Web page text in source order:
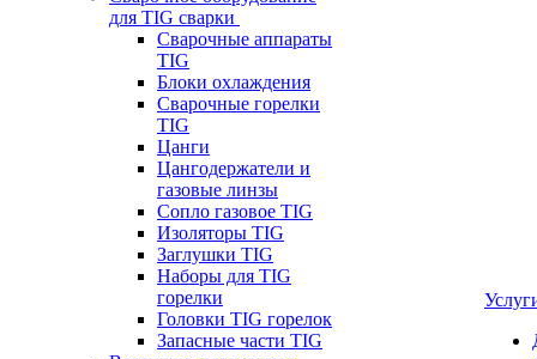
для TIG сварки
Сварочные аппараты
TIG
Блоки охлаждения
Сварочные горелки
TIG
Цанги
Цангодержатели и
газовые линзы
Сопло газовое TIG
Изоляторы TIG
Заглушки TIG
Наборы для TIG
горелки
Головки TIG горелок
Запасные части TIG